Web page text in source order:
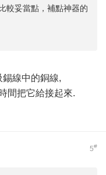
較妥當點，補點神器的
線中的銅線,
間把它給接起來.
5#